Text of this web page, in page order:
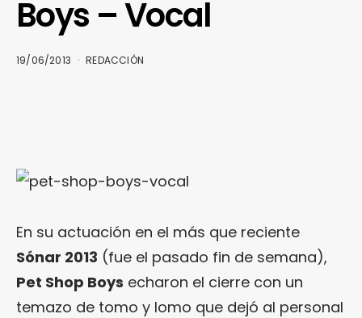
Boys – Vocal
19/06/2013 REDACCIÓN
En su actuación en el más que reciente
Sónar 2013 (fue el pasado fin de semana),
Pet Shop Boys echaron el cierre con un
temazo de tomo y lomo que dejó al personal